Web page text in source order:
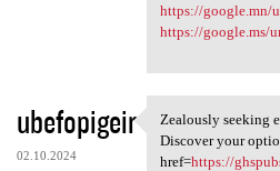
https://google.mn/
https://google.ms/
ubefopigeir
02.10.2024
Zealously
Zealously seeking
Discover your
href=https://